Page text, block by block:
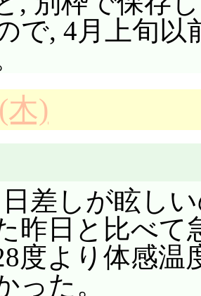
と仰ぐ陽子
のであると
は「ケイキ」
たらこの時
もそも, 陽子
壁落人の家
ことなんだ
景王だと分
輔にその旨
の会話より)
ボっていた
のセンスな
で的確にナ
ってことか
別な意味で
ブリッジに突
撃戦になり
いたデ・ダ
ガウルンは
, 回復した通
りわかりませ
えーと, フィ
「絵」として
取り引きさ
。じゃ, あれ
れば, 絵を消
わりはない
るか。でも,
場が変わら
ん生きてるし
で, 4月上旬
木)
差しが眩し
昨日と比べ
度より体感温
った。